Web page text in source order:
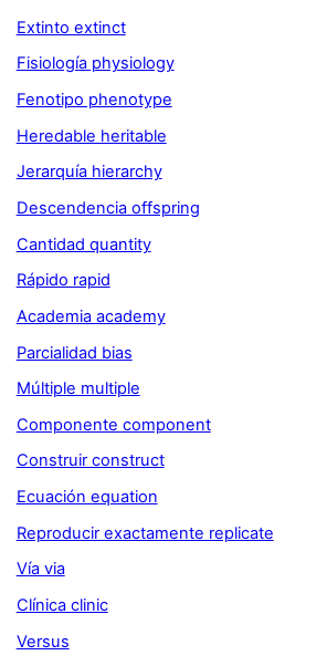
Extinto extinct
Fisiología physiology
Fenotipo phenotype
Heredable heritable
Jerarquía hierarchy
Descendencia offspring
Cantidad quantity
Rápido rapid
Academia academy
Parcialidad bias
Múltiple multiple
Componente component
Construir construct
Ecuación equation
Reproducir exactamente replicate
Vía via
Clínica clinic
Versus